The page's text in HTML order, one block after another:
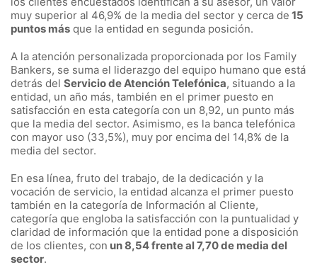
muy superior al 46,9% de la media del sector y cerca de 15
puntos más que la entidad en segunda posición.
A la atención personalizada proporcionada por los Family
Bankers, se suma el liderazgo del equipo humano que está
detrás del Servicio de Atención Telefónica, situando a la
entidad, un año más, también en el primer puesto en
satisfacción en esta categoría con un 8,92, un punto más
que la media del sector. Asimismo, es la banca telefónica
con mayor uso (33,5%), muy por encima del 14,8% de la
media del sector.
En esa línea, fruto del trabajo, de la dedicación y la
vocación de servicio, la entidad alcanza el primer puesto
también en la categoría de Información al Cliente,
categoría que engloba la satisfacción con la puntualidad y
claridad de información que la entidad pone a disposición
de los clientes, con un 8,54 frente al 7,70 de media del
sector.